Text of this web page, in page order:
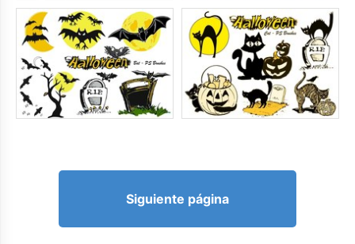
Siguiente página